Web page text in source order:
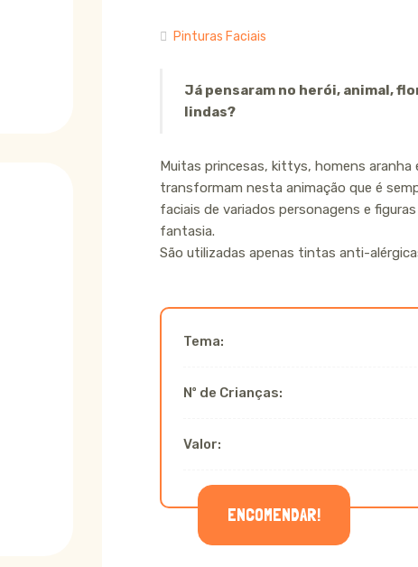
Pinturas Faciais
Já pensaram no herói, animal,
lindas?
Muitas princesas, kittys, homens aranha
transformam nesta animação que é
faciais de variados personagens e
fantasia.
São utilizadas apenas tintas anti-
Tema:
Nº de Crianças:
Valor:
ENCOMENDAR!